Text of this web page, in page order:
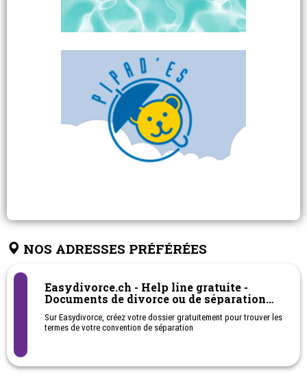
NOS ADRESSES PRÉFÉRÉES
Easydivorce.ch - Help line gratuite -
Documents de divorce ou de séparation
sans passer par les services d'un avocat,
par Internet
Sur Easydivorce, créez votre dossier gratuitement pour trouver les
termes de votre convention de séparation